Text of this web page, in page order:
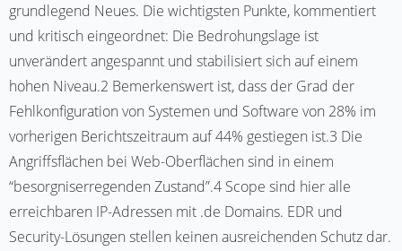
grundlegend Neues. Die wichtigsten Punkte, kommentiert
und kritisch eingeordnet: Die Bedrohungslage ist
unverändert angespannt und stabilisiert sich auf einem
hohen Niveau.2 Bemerkenswert ist, dass der Grad der
Fehlkonfiguration von Systemen und Software von 28% im
vorherigen Berichtszeitraum auf 44% gestiegen ist.3 Die
Angriffsflächen bei Web-Oberflächen sind in einem
“besorgniserregenden Zustand”.4 Scope sind hier alle
erreichbaren IP-Adressen mit .de Domains. EDR und
Security-Lösungen stellen keinen ausreichenden Schutz dar.